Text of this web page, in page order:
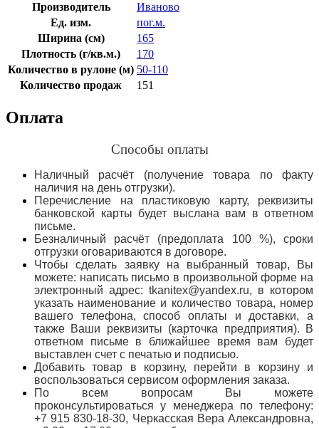
Производитель
Иваново
Ед. изм.
пог.м.
Ширина (см)
165
Плотность (г/кв.м.)
170
Количество в рулоне (м) 50-110
Количество продаж
151
Оплата
Способы оплаты
Наличный расчёт (получение товара по факту
наличия на день отгрузки).
Перечисление на пластиковую карту, реквизиты
банковской карты будет выслана вам в ответном
письме.
Безналичный расчёт (предоплата 100 %), сроки
отгрузки оговариваются в договоре.
Чтобы сделать заявку на выбранный товар, Вы
можете: написать письмо в произвольной форме на
электронный адрес: tkanitex@yandex.ru, в котором
указать наименование и количество товара, номер
вашего телефона, способ оплаты и доставки, а
также Ваши реквизиты (карточка предприятия). В
ответном письме в ближайшее время вам будет
выставлен счет с печатью и подписью.
Добавить товар в корзину, перейти в корзину и
воспользоваться сервисом оформления заказа.
По всем вопросам Вы можете
проконсультироваться у менеджера по телефону:
+7 915 830-18-30, Черкасская Вера Александровна,